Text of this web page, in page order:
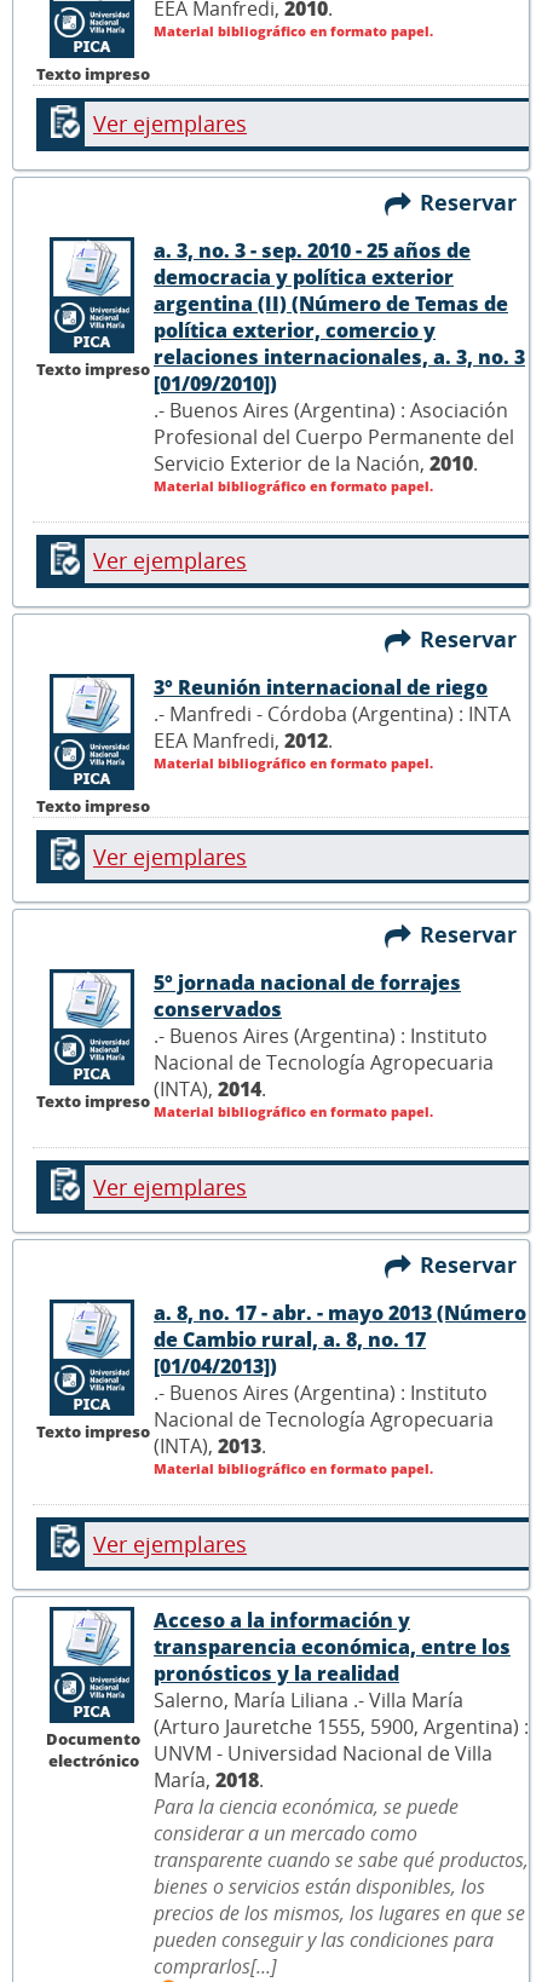
Texto impreso
EEA Manfredi, 2010.
Material bibliográfico en formato papel.
Ver ejemplares
Reservar
Texto impreso
a. 3, no. 3 - sep. 2010 - 25 años de
democracia y política exterior
argentina (II) (Número de Temas de
política exterior, comercio y
relaciones internacionales, a. 3, no. 3
[01/09/2010])
.- Buenos Aires (Argentina) : Asociación
Profesional del Cuerpo Permanente del
Servicio Exterior de la Nación, 2010.
Material bibliográfico en formato papel.
Ver ejemplares
Reservar
Texto impreso
3° Reunión internacional de riego
.- Manfredi - Córdoba (Argentina) : INTA
EEA Manfredi, 2012.
Material bibliográfico en formato papel.
Ver ejemplares
Reservar
Texto impreso
5° jornada nacional de forrajes
conservados
.- Buenos Aires (Argentina) : Instituto
Nacional de Tecnología Agropecuaria
(INTA), 2014.
Material bibliográfico en formato papel.
Ver ejemplares
Reservar
Texto impreso
a. 8, no. 17 - abr. - mayo 2013 (Número
de Cambio rural, a. 8, no. 17
[01/04/2013])
.- Buenos Aires (Argentina) : Instituto
Nacional de Tecnología Agropecuaria
(INTA), 2013.
Material bibliográfico en formato papel.
Ver ejemplares
Documento
electrónico
Acceso a la información y
transparencia económica, entre los
pronósticos y la realidad
Salerno, María Liliana .- Villa María
(Arturo Jauretche 1555, 5900, Argentina) :
UNVM - Universidad Nacional de Villa
María, 2018.
Para la ciencia económica, se puede
considerar a un mercado como
transparente cuando se sabe qué productos,
bienes o servicios están disponibles, los
precios de los mismos, los lugares en que se
pueden conseguir y las condiciones para
comprarlos[...]